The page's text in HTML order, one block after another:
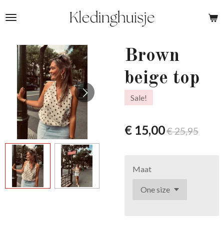
direct
hoofdinhoud
Brown
beige top
Sale!
€ 15,00€ 25,95
Maat